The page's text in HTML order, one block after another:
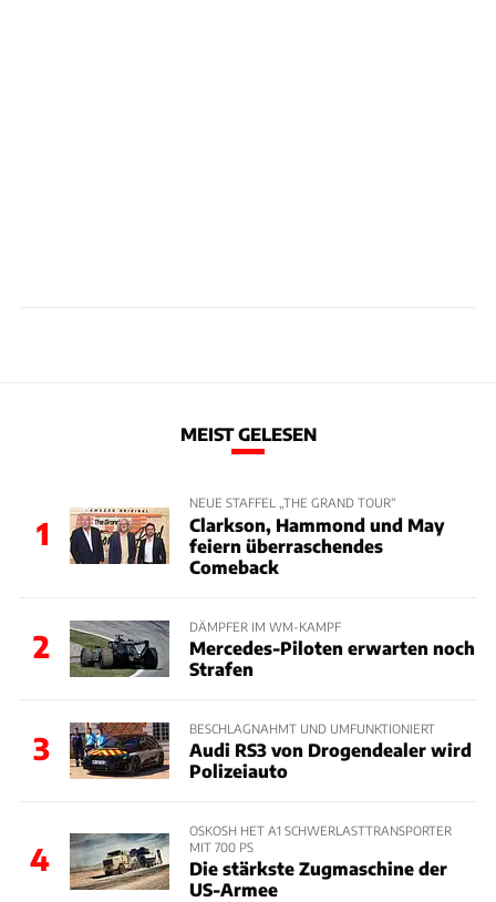
MEIST GELESEN
1
NEUE STAFFEL „THE GRAND TOUR“
Clarkson, Hammond und May
feiern überraschendes
Comeback
2
DÄMPFER IM WM-KAMPF
Mercedes-Piloten erwarten noch
Strafen
3
BESCHLAGNAHMT UND UMFUNKTIONIERT
Audi RS3 von Drogendealer wird
Polizeiauto
4
OSKOSH HET A1 SCHWERLASTTRANSPORTER
MIT 700 PS
Die stärkste Zugmaschine der
US-Armee